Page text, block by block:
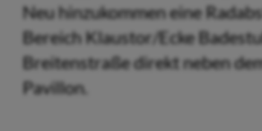
Neu hinzukommen eine
Bereich Klaustor/Ecke
Breitenstraße direkt neben
Pavillon.